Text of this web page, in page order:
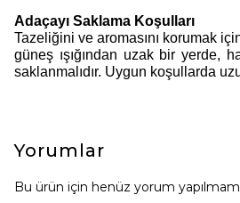
Adaçayı Saklama Koşulları
Tazeliğini ve aromasını korumak
güneş ışığından uzak bir yerde,
saklanmalıdır. Uygun koşullarda
Yorumlar
Bu ürün için henüz yorum